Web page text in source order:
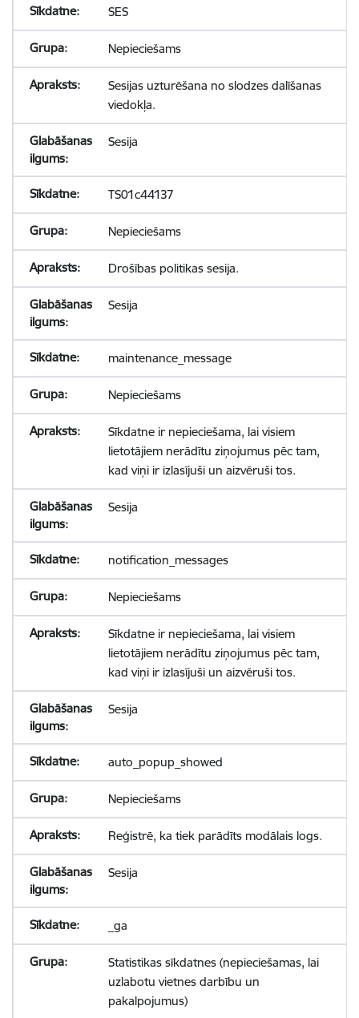
SES
Nepieciešams
Sesijas uzturēšana no slodzes dalīšanas
viedokļa.
Sesija
TS01c44137
Nepieciešams
Drošības politikas sesija.
Sesija
maintenance_message
Nepieciešams
Sīkdatne ir nepieciešama, lai visiem
lietotājiem nerādītu ziņojumus pēc tam,
kad viņi ir izlasījuši un aizvēruši tos.
Sesija
notification_messages
Nepieciešams
Sīkdatne ir nepieciešama, lai visiem
lietotājiem nerādītu ziņojumus pēc tam,
kad viņi ir izlasījuši un aizvēruši tos.
Sesija
auto_popup_showed
Nepieciešams
Reģistrē, ka tiek parādīts modālais logs.
Sesija
_ga
Statistikas sīkdatnes (nepieciešamas, lai
uzlabotu vietnes darbību un
pakalpojumus)